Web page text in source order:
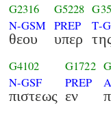
G2316
N-GSM
θεου
G5228
PREP
υπερ
T-
G4102
N-GSF
πιστεως
G1722
PREP
εν